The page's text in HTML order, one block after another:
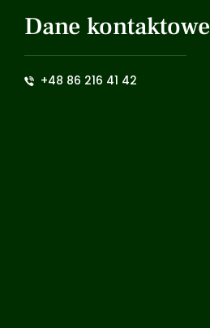
Dane kontaktowe
+48 86 216 41 42